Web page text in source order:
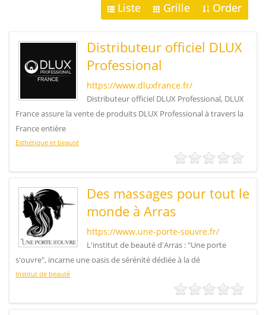
Liste Grille Order
Distributeur officiel DLUX
Professional
https://www.dluxfrance.fr/
Distributeur officiel DLUX Professional, DLUX
France assure la vente de produits DLUX Professional à travers la
France entière
Esthétique et beauté
Des massages pour tout le
monde à Arras
https://www.une-porte-souvre.fr/
L'institut de beauté d'Arras : "Une porte
s'ouvre", incarne une oasis de sérénité dédiée à la dé
Institut de beauté